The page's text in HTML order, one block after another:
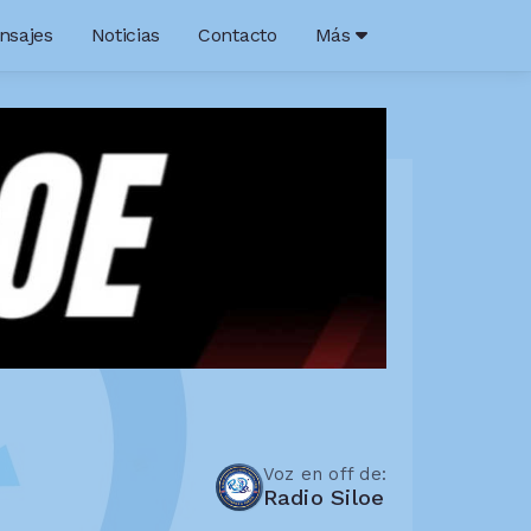
Noticias Contacto Más
Voz en off de:
Radio Siloe